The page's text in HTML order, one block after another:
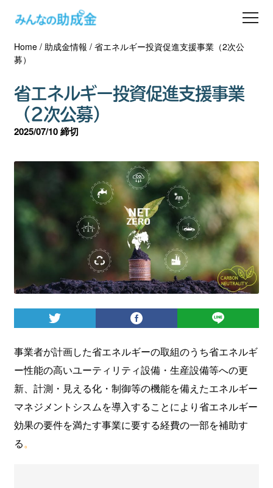
助成金を探す
士業の方へ
助成金コラム
専門家一覧
会員登録
ログイン
Home/ 助成金情報 / 省エネルギー投資促進支援事業（2次公
募）
省エネルギー投資促進支援事業
（2次公募）
2025/07/10 締切
事業者が計画した省エネルギーの取組のうち省エネルギ
ー性能の高いユーティリティ設備・生産設備等への更
新、計測・見える化・制御等の機能を備えたエネルギー
マネジメントシスムを導入することにより省エネルギー
効果の要件を満たす事業に要する経費の一部を補助す
る。